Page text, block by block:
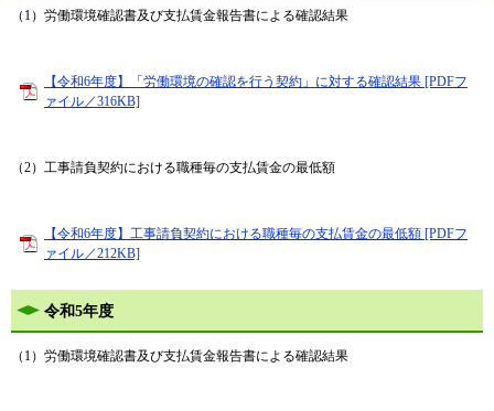
（1）労働環境確認書及び支払賃金報告書による確認結果
【令和6年度】「労働環境の確認を行う契約」に対する確認結果 [PDFフ
ァイル／316KB]
（2）工事請負契約における職種毎の支払賃金の最低額
【令和6年度】工事請負契約における職種毎の支払賃金の最低額 [PDFフ
ァイル／212KB]
令和5年度
（1）労働環境確認書及び支払賃金報告書による確認結果